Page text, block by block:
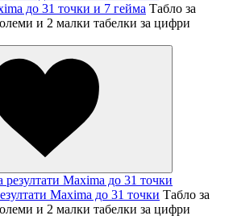
до 31 точки и 7 гейма Табло за
и 2 малки табелки за цифри
Maxima до 31 точки Табло за
и 2 малки табелки за цифри